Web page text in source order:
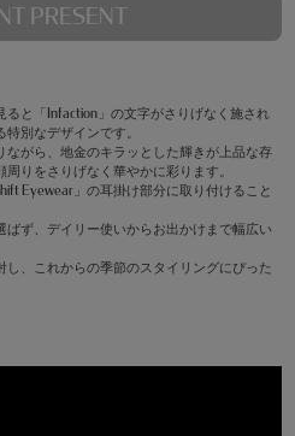
PRESENT
と「Infaction」の文字がさりげなく施され
別なデザインです。
がら、地金のキラッとした輝きが上品な存
りをさりげなく華やかに彩ります。
Eyewear」の耳掛け部分に取り付けること
ず、デイリー使いからお出かけまで幅広い
、これからの季節のスタイリングにぴった